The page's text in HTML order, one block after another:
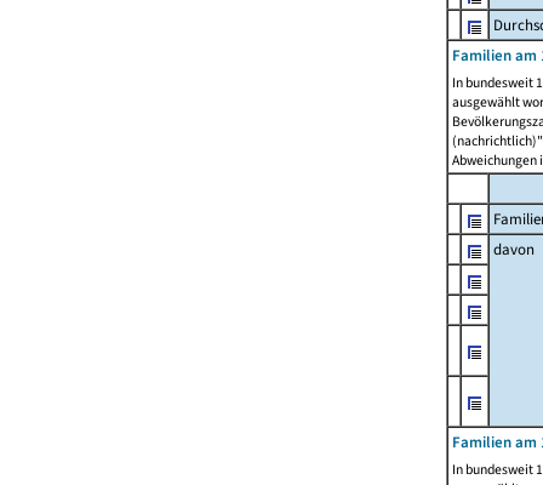
Familien am
In bundesweit
ausgewählt
Abweichungen
davon
Familien am
In bundesweit